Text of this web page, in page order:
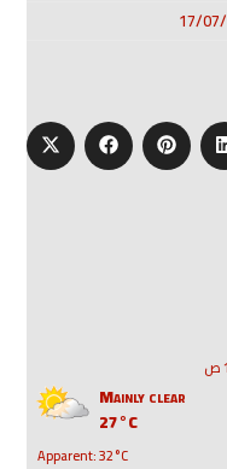
17/
Mainly clear
27°C
Apparent: 32°C